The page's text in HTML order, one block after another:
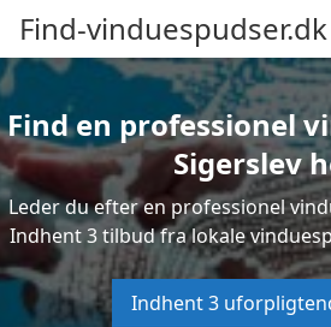
Find-vinduespudser.dk
Find en professionel
Sigerslev
Leder du efter en professionel
Indhent 3 tilbud fra lokale
Indhent 3